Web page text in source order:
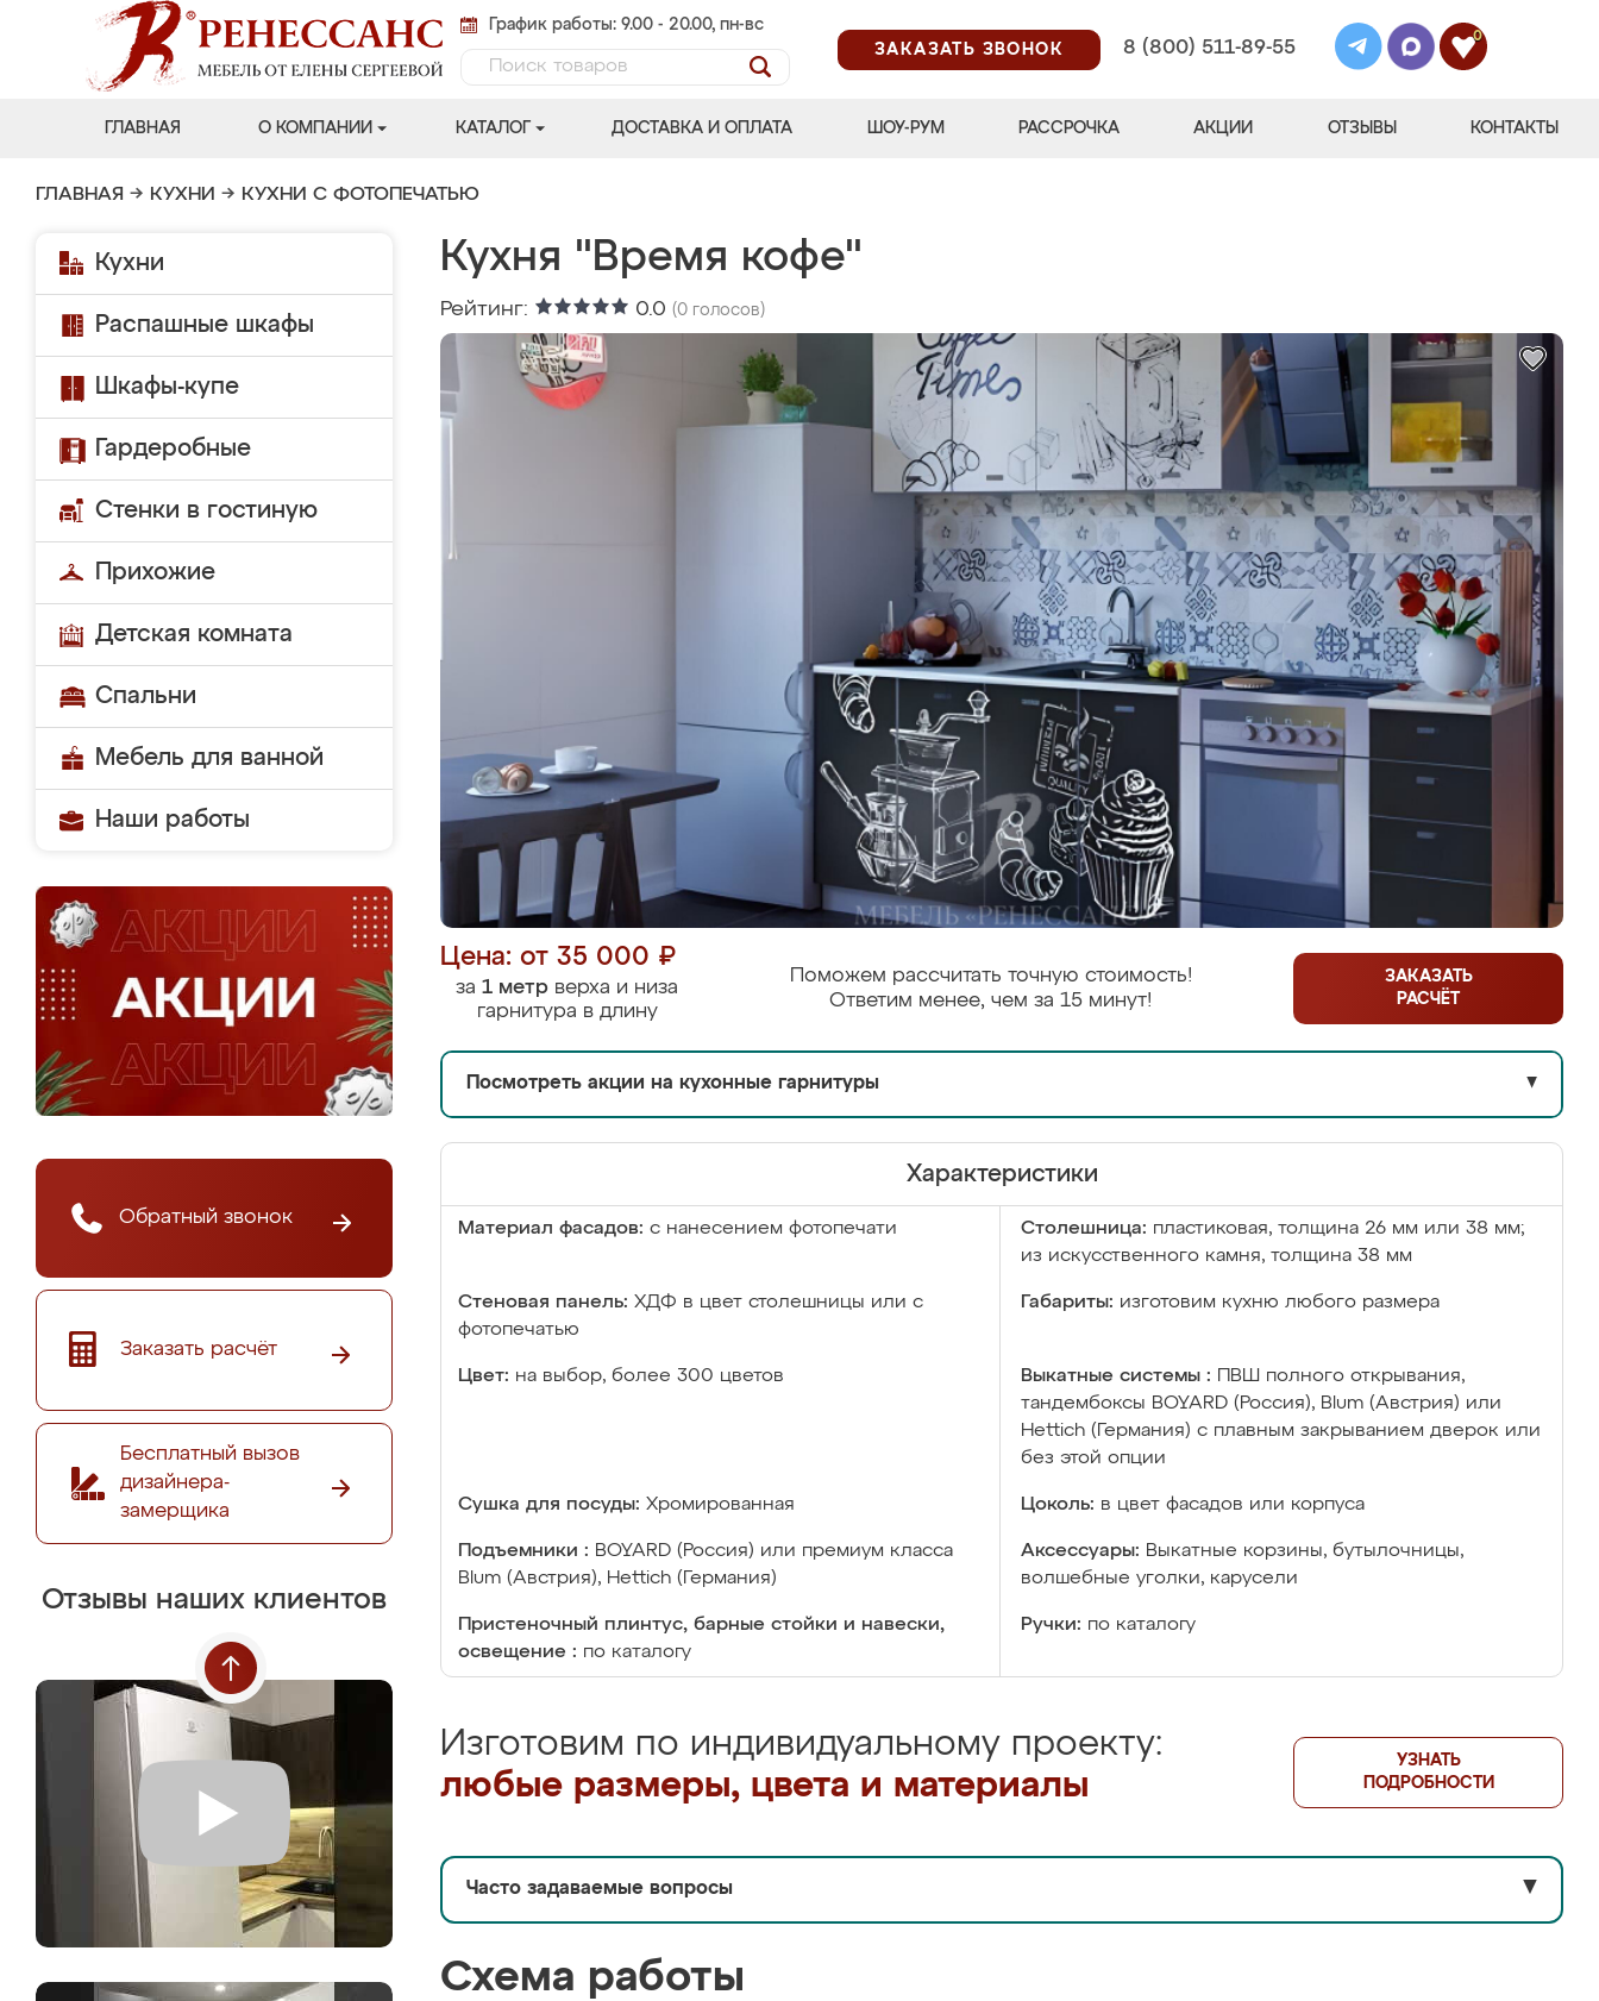
График работы: 9.00 - 20.00, пн-вс
ЗАКАЗАТЬ ЗВОНОК
8 (800) 511-89-55
0
ГЛАВНАЯ О КОМПАНИИ КАТАЛОГ ДОСТАВКА И ОПЛАТА ШОУ-РУМ РАССРОЧКА АКЦИИ ОТЗЫВЫ КОНТАКТЫ
ГЛАВНАЯ → КУХНИ → КУХНИ С ФОТОПЕЧАТЬЮ
Кухни
Распашные шкафы
Шкафы-купе
Гардеробные
Стенки в гостиную
Прихожие
Детская комната
Спальни
Мебель для ванной
Наши работы
Обратный звонок
Заказать расчёт
Бесплатный вызов
дизайнера-
замерщика
Отзывы наших клиентов
Кухня "Время кофе"
Рейтинг: 0.0 (0 голосов)
Цена: от 35 000 ₽
за 1 метр верха и низа
гарнитура в длину
Поможем рассчитать точную стоимость!
Ответим менее, чем за 15 минут!
ЗАКАЗАТЬ
РАСЧЁТ
Посмотреть акции на кухонные гарнитуры ▼
Характеристики
Материал фасадов: с нанесением фотопечати Столешница: пластиковая, толщина 26 мм или 38 мм;
из искусственного камня, толщина 38 мм
Стеновая панель: ХДФ в цвет столешницы или с
фотопечатью
Габариты: изготовим кухню любого размера
Цвет: на выбор, более 300 цветов Выкатные системы :
ПВШ полного открывания,
тандембоксы BOYARD (Россия), Blum (Австрия) или
Hettich (Германия) с плавным закрыванием дверок или
без этой опции
Сушка для посуды: Хромированная Цоколь: в цвет фасадов или корпуса
Подъемники : BOYARD (Россия) или премиум класса
Blum (Австрия), Hettich (Германия)
Аксессуары: Выкатные корзины, бутылочницы,
волшебные уголки, карусели
Пристеночный плинтус, барные стойки и навески,
освещение : по каталогу
Ручки: по каталогу
Изготовим по индивидуальному проекту:
любые размеры, цвета и материалы
УЗНАТЬ
ПОДРОБНОСТИ
Часто задаваемые вопросы ▼
Схема работы